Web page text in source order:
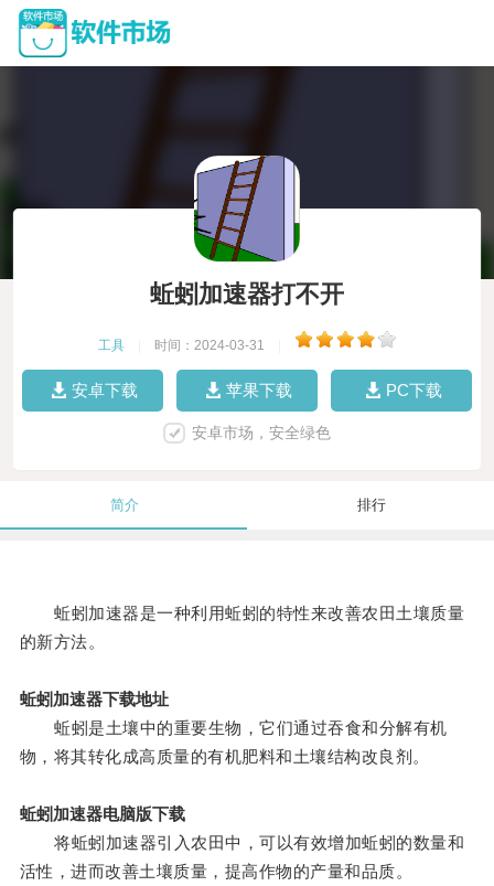
蚯蚓加速器打不开
工具 时间：2024-03-31
安卓下载 苹果下载 PC下载
安卓市场，安全绿色
简介 排行
蚯蚓加速器是一种利用蚯蚓的特性来改善农田土壤质量
的新方法。
蚯蚓加速器下载地址
蚯蚓是土壤中的重要生物，它们通过吞食和分解有机
物，将其转化成高质量的有机肥料和土壤结构改良剂。
蚯蚓加速器电脑版下载
将蚯蚓加速器引入农田中，可以有效增加蚯蚓的数量和
活性，进而改善土壤质量，提高作物的产量和品质。